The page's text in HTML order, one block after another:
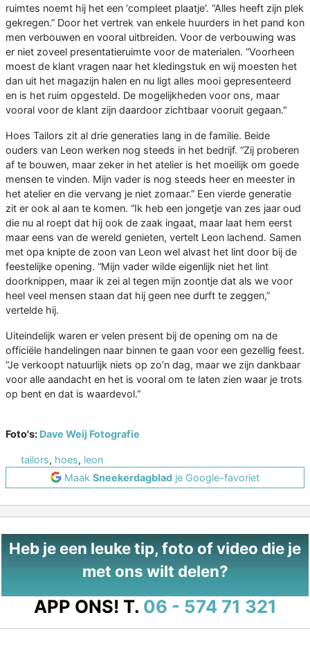
ruimtes noemt hij het een ‘compleet plaatje’. “Alles heeft zijn plek
gekregen.” Door het vertrek van enkele huurders in het pand kon
men verbouwen en vooral uitbreiden. Voor de verbouwing was
er niet zoveel presentatieruimte voor de materialen. “Voorheen
moest de klant vragen naar het kledingstuk en wij moesten het
dan uit het magazijn halen en nu ligt alles mooi gepresenteerd
en is het ruim opgesteld. De mogelijkheden voor ons, maar
vooral voor de klant zijn daardoor zichtbaar vooruit gegaan."
Hoes Tailors zit al drie generaties lang in de familie. Beide
ouders van Leon werken nog steeds in het bedrijf. “Zij proberen
af te bouwen, maar zeker in het atelier is het moeilijk om goede
mensen te vinden. Mijn vader is nog steeds heer en meester in
het atelier en die vervang je niet zomaar.” Een vierde generatie
zit er ook al aan te komen. “Ik heb een jongetje van zes jaar oud
die nu al roept dat hij ook de zaak ingaat, maar laat hem eerst
maar eens van de wereld genieten, vertelt Leon lachend. Samen
met opa knipte de zoon van Leon wel alvast het lint door bij de
feestelijke opening. “Mijn vader wilde eigenlijk niet het lint
doorknippen, maar ik zei al tegen mijn zoontje dat als we voor
heel veel mensen staan dat hij geen nee durft te zeggen,”
vertelde hij.
Uiteindelijk waren er velen present bij de opening om na de
officiële handelingen naar binnen te gaan voor een gezellig feest.
“Je verkoopt natuurlijk niets op zo’n dag, maar we zijn dankbaar
voor alle aandacht en het is vooral om te laten zien waar je trots
op bent en dat is waardevol.”
Foto's: Dave Weij Fotografie
tailors, hoes, leon
Maak Sneekerdagblad je Google-favoriet
Heb je een leuke tip, foto of video die je
met ons wilt delen?
APP ONS! T. 06 - 574 71 321